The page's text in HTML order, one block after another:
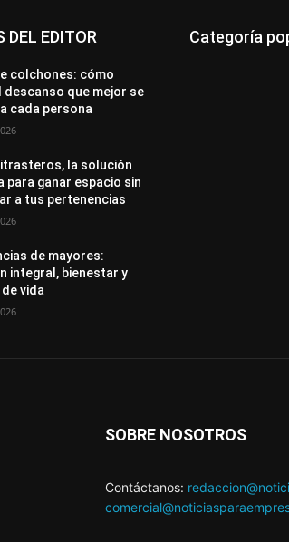
DEL EDITOR
colchones: cómo
descanso que mejor se
cada persona
la solución
para ganar espacio sin
a tus pertenencias
de mayores:
integral, bienestar y
vida
Categoría
SOBRE NOSOTROS
Contáctanos: